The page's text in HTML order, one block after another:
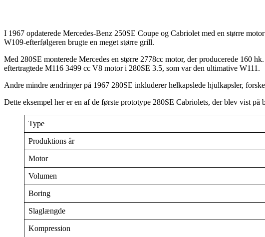
I 1967 opdaterede Mercedes-Benz 250SE Coupe og Cabriolet med en større
W109-efterfølgeren brugte en meget større grill.
Med 280SE monterede Mercedes en større 2778cc motor, der producerede 160
eftertragtede M116 3499 cc V8 motor i 280SE 3.5, som var den ultimative W111.
Andre mindre ændringer på 1967 280SE inkluderer helkapslede hjulkapsler,
Dette eksempel her er en af de første prototype 280SE Cabriolets, der blev vist
Type
Produktions år
Motor
Volumen
Boring
Slaglængde
Kompression